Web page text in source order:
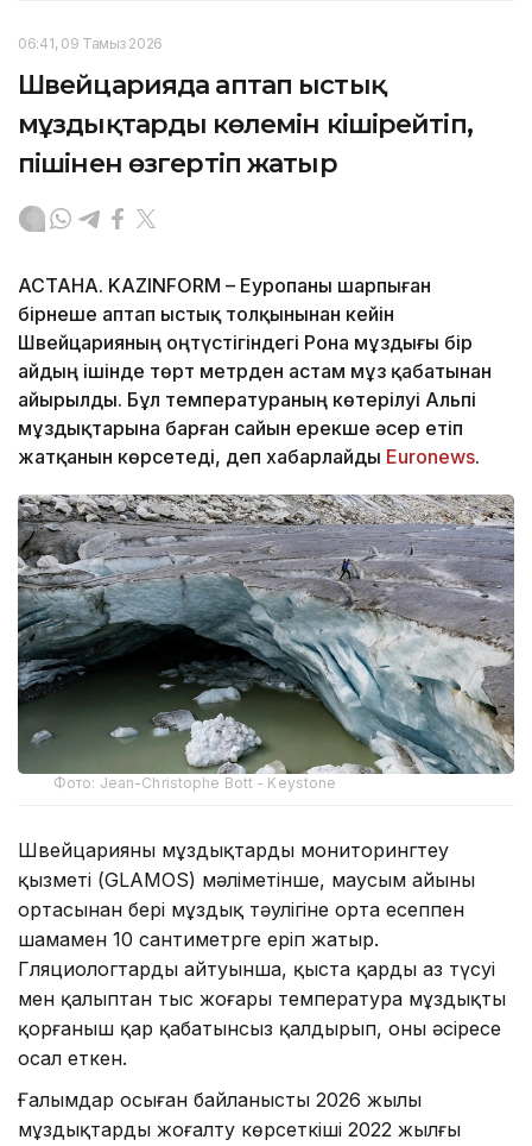
06:41, 09 Тамыз 2026
Швейцарияда аптап ыстық
мұздықтардың көлемін кішірейтіп,
пішінен өзгертіп жатыр
АСТАНА. KAZINFORM – Еуропаны шарпыған
бірнеше аптап ыстық толқынынан кейін
Швейцарияның оңтүстігіндегі Рона мұздығы бір
айдың ішінде төрт метрден астам мұз қабатынан
айырылды. Бұл температураның көтерілуі Альпі
мұздықтарына барған сайын ерекше әсер етіп
жатқанын көрсетеді, деп хабарлайды Еuronews.
Фото: Jean-Christophe Bott - Keystone
Швейцарияның мұздықтарды мониторингтеу
қызметі (GLAMOS) мәліметінше, маусым айының
ортасынан бері мұздық тәулігіне орта есеппен
шамамен 10 сантиметрге еріп жатыр.
Гляциологтардың айтуынша, қыста қардың аз түсуі
мен қалыптан тыс жоғары температура мұздықты
қорғаныш қар қабатынсыз қалдырып, оны әсіресе
осал еткен.
Ғалымдар осыған байланысты 2026 жылы
мұздықтардың жоғалту көрсеткіші 2022 жылғы